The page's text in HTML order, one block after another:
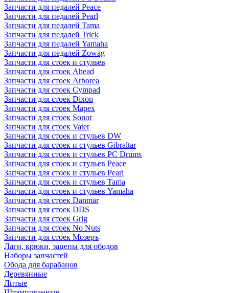
Запчасти для педалей Peace
Запчасти для педалей Pearl
Запчасти для педалей Tama
Запчасти для педалей Trick
Запчасти для педалей Yamaha
Запчасти для педалей Zowag
Запчасти для стоек и стульев
Запчасти для стоек Ahead
Запчасти для стоек Arborea
Запчасти для стоек Cympad
Запчасти для стоек Dixon
Запчасти для стоек Mapex
Запчасти для стоек Sonor
Запчасти для стоек Vater
Запчасти для стоек и стульев DW
Запчасти для стоек и стульев Gibraltar
Запчасти для стоек и стульев PC Drums
Запчасти для стоек и стульев Peace
Запчасти для стоек и стульев Pearl
Запчасти для стоек и стульев Tama
Запчасти для стоек и стульев Yamaha
Запчасти для стоек Danmar
Запчасти для стоек DDS
Запчасти для стоек Grig
Запчасти для стоек No Nuts
Запчасти для стоек Мозеръ
Лаги, крюки, зацепы для ободов
Наборы запчастей
Обода для барабанов
Деревянные
Литые